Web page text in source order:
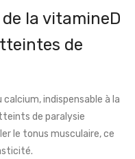
la vitamineD
de
indispensable à la
de paralysie
le tonus musculaire, ce